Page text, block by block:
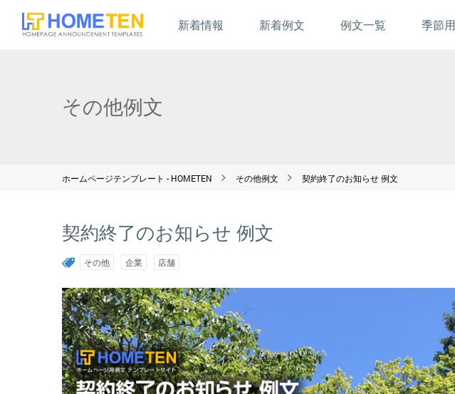
新着情報 新着例文 例文一覧 季節
その他例文
ホームページテンプレート - HOMETEN その他例文 契約終了のお知らせ 例文
契約終了のお知らせ 例文
その他 企業 店舗